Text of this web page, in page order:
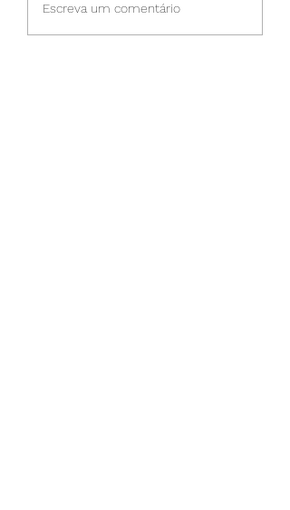
Escreva um comentário